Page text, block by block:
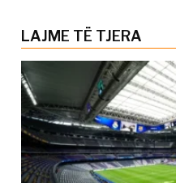
LAJME TË TJERA